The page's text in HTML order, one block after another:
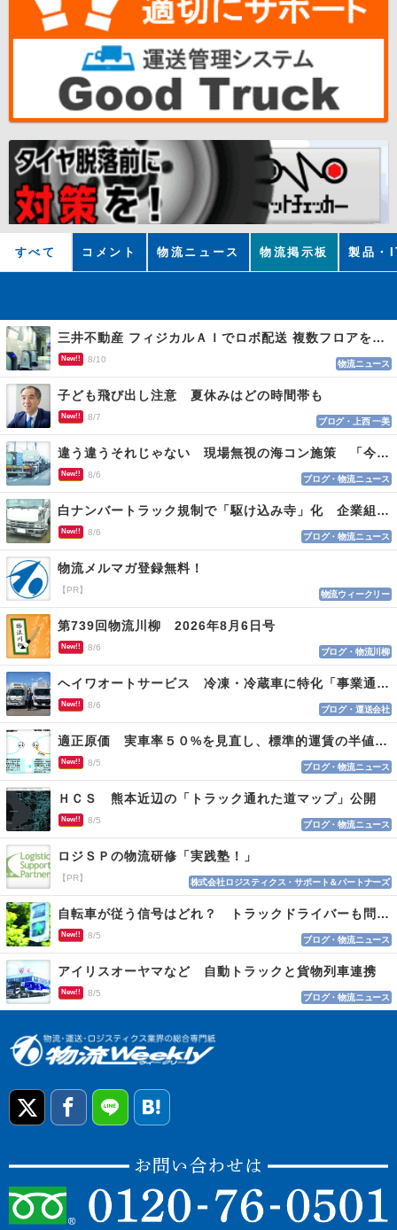
すべて コメント 物流ニュース 物流掲示板 製品・
三井不動産 フィジカルＡＩでロボ配送 複数フロアを自律走行
New!! 8/10 物流ニュース
子ども飛び出し注意 夏休みはどの時間帯も
New!! 8/7 ブログ・上西 一美
違う違うそれじゃない 現場無視の海コン施策 「今でも平均２～３時間は待つ」
New!! 8/6 ブログ・物流ニュース
白ナンバートラック規制で「駆け込み寺」化 企業組合が入会基準を見直しへ
New!! 8/6 ブログ・物流ニュース
物流メルマガ登録無料！
【PR】 物流ウィークリー
第739回物流川柳 2026年8月6日号
New!! 8/6 ブログ・物流川柳
ヘイワオートサービス 冷凍・冷蔵車に特化「事業通じ貢献目指す」
New!! 8/6 ブログ・運送会社
適正原価 実車率５０%を見直し、標準的運賃の半値の恐れも
New!! 8/5 ブログ・物流ニュース
ＨＣＳ 熊本近辺の「トラック通れた道マップ」公開
New!! 8/5 ブログ・物流ニュース
ロジＳＰの物流研修「実践塾！」
【PR】 株式会社ロジスティクス・サポート＆パートナーズ
自転車が従う信号はどれ？ トラックドライバーも問われる認識
New!! 8/5 ブログ・物流ニュース
アイリスオーヤマなど 自動トラックと貨物列車連携
New!! 8/5 ブログ・物流ニュース